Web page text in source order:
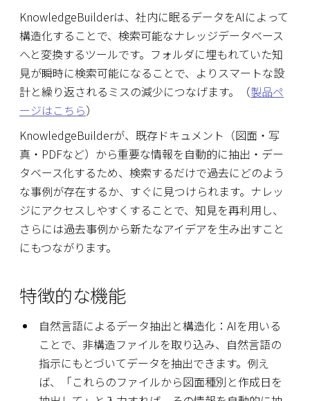
KnowledgeBuilderは、社内に眠るデータをAIによって
構造化することで、検索可能なナレッジデータベース
へと変換するツールです。フォルダに埋もれていた知
見が瞬時に検索可能になることで、よりスマートな設
計と繰り返されるミスの減少につなげます。（製品ペ
ージはこちら）
KnowledgeBuilderが、既存ドキュメント（図面・写
真・PDFなど）から重要な情報を自動的に抽出・デー
タベース化するため、検索するだけで過去にどのよう
な事例が存在するか、すぐに見つけられます。ナレッ
ジにアクセスしやすくすることで、知見を再利用し、
さらには過去事例から新たなアイデアを生み出すこと
にもつながります。
特徴的な機能
自然言語によるデータ抽出と構造化：AIを用いる
ことで、非構造ファイルを取り込み、自然言語の
指示にもとづいてデータを抽出できます。例え
ば、「これらのファイルから図面種別と作成日を